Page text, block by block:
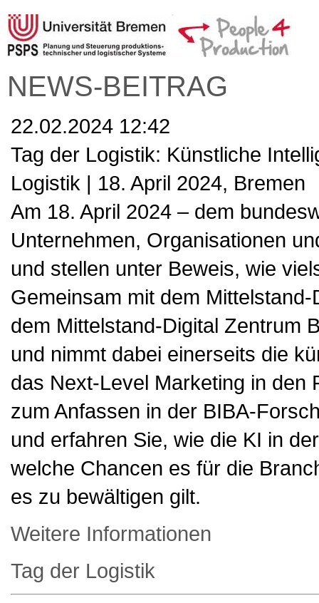
NEWS-BEITRAG
22.02.2024 12:42
Tag der Logistik: Künstliche
Logistik | 18. April 2024, Bremen
Am 18. April 2024 – dem
Unternehmen, Organisationen
und stellen unter Beweis, wie
Gemeinsam mit dem
dem Mittelstand-Digital Zentrum
und nimmt dabei einerseits die
das Next-Level Marketing in den
zum Anfassen in der BIBA-
und erfahren Sie, wie die KI in
welche Chancen es für die
es zu bewältigen gilt.
Weitere Informationen
Tag der Logistik